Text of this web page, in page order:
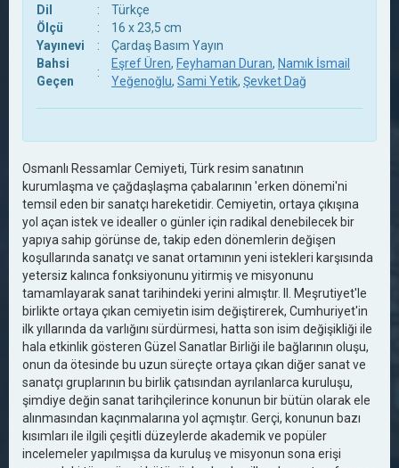
Dil
:
Türkçe
Ölçü
:
16 x 23,5 cm
Yayınevi
:
Çardaş Basım Yayın
Bahsi
Geçen
:
Eşref Üren, Feyhaman Duran, Namık İsmail
Yeğenoğlu, Sami Yetik, Şevket Dağ
Osmanlı Ressamlar Cemiyeti, Türk resim sanatının
kurumlaşma ve çağdaşlaşma çabalarının 'erken dönemi'ni
temsil eden bir sanatçı hareketidir. Cemiyetin, ortaya çıkışına
yol açan istek ve idealler o günler için radikal denebilecek bir
yapıya sahip görünse de, takip eden dönemlerin değişen
koşullarında sanatçı ve sanat ortamının yeni istekleri karşısında
yetersiz kalınca fonksiyonunu yitirmiş ve misyonunu
tamamlayarak sanat tarihindeki yerini almıştır. II. Meşrutiyet'le
birlikte ortaya çıkan cemiyetin isim değiştirerek, Cumhuriyet'in
ilk yıllarında da varlığını sürdürmesi, hatta son isim değişikliği ile
hala etkinlik gösteren Güzel Sanatlar Birliği ile bağlarının oluşu,
onun da ötesinde bu uzun süreçte ortaya çıkan diğer sanat ve
sanatçı gruplarının bu birlik çatısından ayrılanlarca kuruluşu,
şimdiye değin sanat tarihçilerince konunun bir bütün olarak ele
alınmasından kaçınmalarına yol açmıştır. Gerçi, konunun bazı
kısımları ile ilgili çeşitli düzeylerde akademik ve popüler
incelemeler yapılmışsa da kuruluş ve misyonun sona erişi